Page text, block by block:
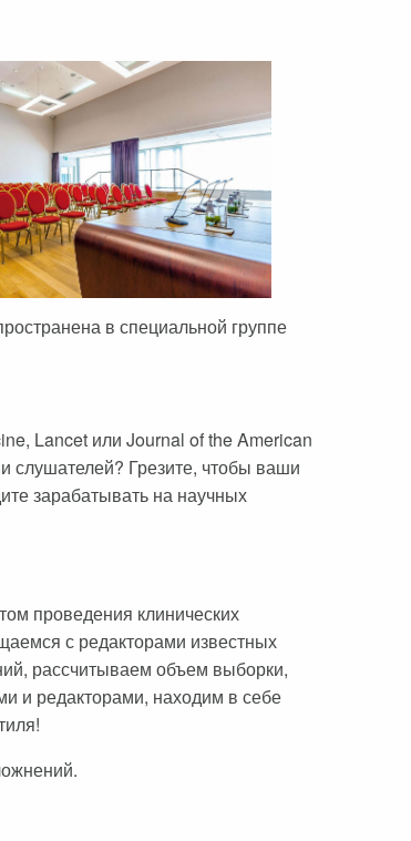
в специальной группе
Lancet или Journal of the American
слушателей? Грезите, чтобы ваши
зарабатывать на научных
проведения клинических
с редакторами известных
рассчитываем объем выборки,
и редакторами, находим в себе